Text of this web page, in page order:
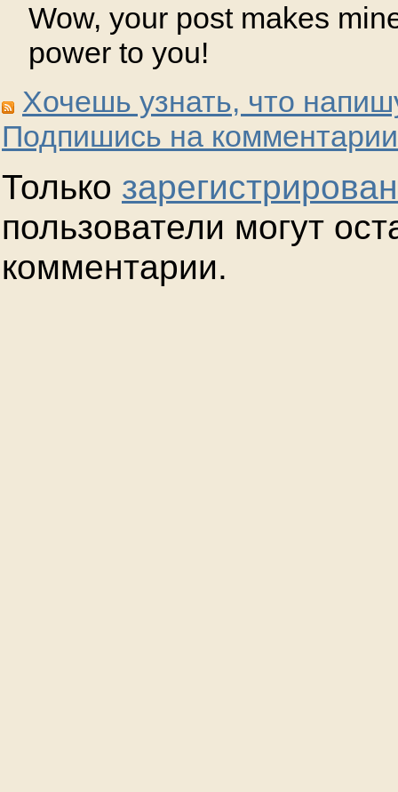
Wow, your post makes
power to you!
Хочешь узнать, что
Подпишись на
Только
пользователи могут
комментарии.